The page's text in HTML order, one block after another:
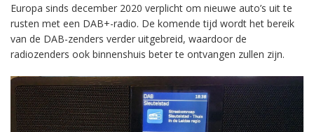
Europa sinds december 2020 verplicht om nieuwe auto’s uit te
rusten met een DAB+-radio. De komende tijd wordt het bereik
van de DAB-zenders verder uitgebreid, waardoor de
radiozenders ook binnenshuis beter te ontvangen zullen zijn.